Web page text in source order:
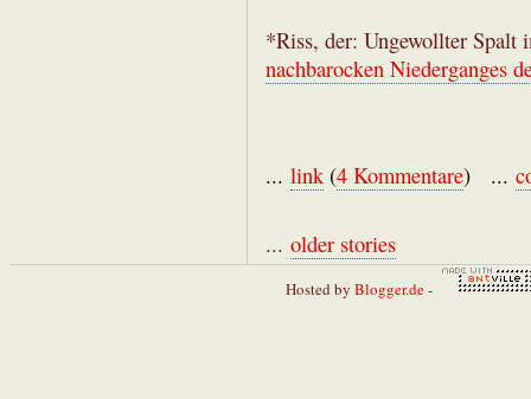
*Riss, der: Ungewollter Spalt
nachbarocken Niederganges
... link(4 Kommentare) ...
... older stories
Hosted by Blogger.de-